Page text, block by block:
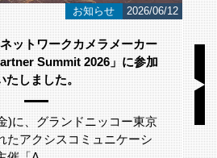
お知らせ 2026/06/12
ットワークカメラメーカー
Summit 2026」に参加
たしました。
)に、グランドニッコー東京
たアクシスコミュニケーシ